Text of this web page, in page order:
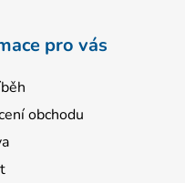
pro vás
obchodu